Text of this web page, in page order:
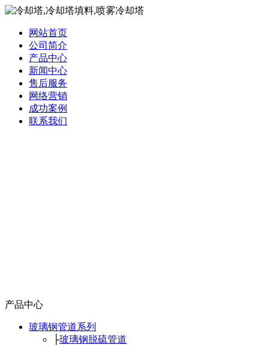
网站首页
公司简介
产品中心
新闻中心
售后服务
网络营销
成功案例
联系我们
产品中心
玻璃钢管道系列
├玻璃钢脱硫管道